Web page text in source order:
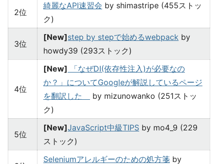
2位
綺麗なAPI速習会 by shimastripe (455ストッ
ク)
3位
[New]step by stepで始めるwebpack by
howdy39 (293ストック)
4位
[New] 「なぜDI(依存性注入)が必要なの
か？」についてGoogleが解説しているページ
を翻訳した
by mizunowanko (251ストッ
ク)
5位
[New]JavaScript中級TIPS by mo4_9 (229
ストック)
Seleniumアレルギーのための処方箋 by